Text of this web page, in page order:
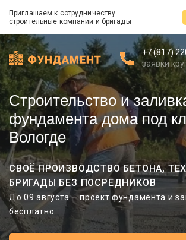
Приглашаем к сотрудничеству
строительные компании и бригады
+7 (817)
заявки
Строительство и
фундамента дома под
Вологде
СВОЁ ПРОИЗВОДСТВО БЕТОНА,
БРИГАДЫ БЕЗ ПОСРЕДНИКОВ
До 09 августа – проект фундамента и
бесплатно